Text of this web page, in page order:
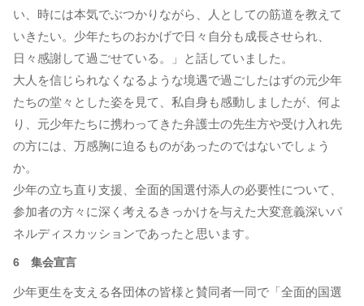
い、時には本気でぶつかりながら、人としての筋道を教えて
いきたい。少年たちのおかげで日々自分も成長させられ、
日々感謝して過ごせている。」と話していました。
大人を信じられなくなるような境遇で過ごしたはずの元少年
たちの堂々とした姿を見て、私自身も感動しましたが、何よ
り、元少年たちに携わってきた弁護士の先生方や受け入れ先
の方には、万感胸に迫るものがあったのではないでしょう
か。
少年の立ち直り支援、全面的国選付添人の必要性について、
参加者の方々に深く考えるきっかけを与えた大変意義深いパ
ネルディスカッションであったと思います。
6 集会宣言
少年更生を支える各団体の皆様と賛同者一同で「全面的国選